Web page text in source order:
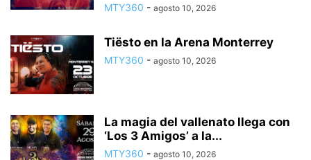
MTY360 - agosto 10, 2026
Tiësto en la Arena Monterrey
MTY360 - agosto 10, 2026
La magia del vallenato llega con
‘Los 3 Amigos’ a la...
MTY360 - agosto 10, 2026